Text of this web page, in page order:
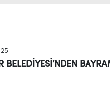
BELEDİYESİ’NDEN